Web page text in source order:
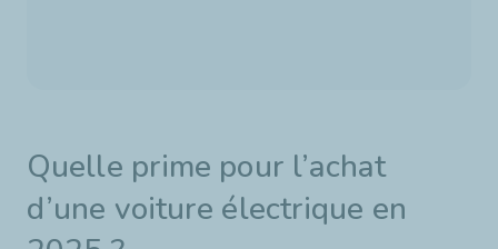
Quelle prime pour l’achat
d’une voiture électrique en